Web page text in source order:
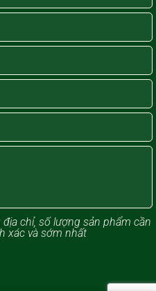
chỉ, số lượng sản phẩm cần
xác và sớm nhất